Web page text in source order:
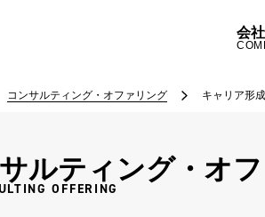
会
コンサルティング・オファリング キャリア形成
ルティング・オ
OFFERING